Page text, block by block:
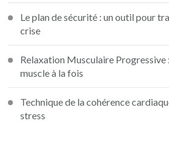
Le plan de sécurité : un outil pour
crise
Relaxation Musculaire Progressive
muscle à la fois
Technique de la cohérence
stress